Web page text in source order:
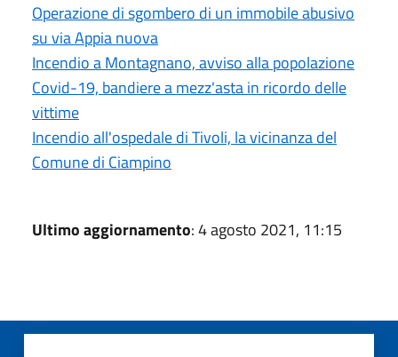
Operazione di sgombero di un immobile abusivo
su via Appia nuova
Incendio a Montagnano, avviso alla popolazione
Covid-19, bandiere a mezz'asta in ricordo delle
vittime
Incendio all'ospedale di Tivoli, la vicinanza del
Comune di Ciampino
Ultimo aggiornamento: 4 agosto 2021, 11:15